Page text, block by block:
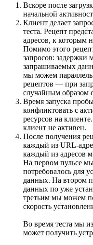
Вскоре после
начальной
Клиент делает
теста. Рецепт
адресов, к которым
Помимо этого
запросов: задержки
запрашиваемых
мы можем
рецептов — при
случайным образом
Время запуска
конфликтовать с
ресурсов на
клиент не активен.
После получения
каждый из URL-
каждый из адресов
На первом пульсе
потребовалось для
данных. На втором
данных по уже
третьим мы можем
скорость
Во время теста мы
может получить